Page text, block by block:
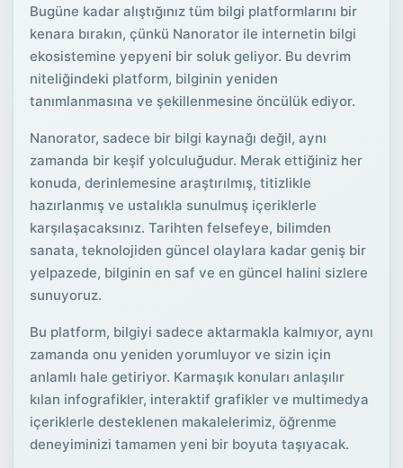
Bugüne kadar alıştığınız tüm bilgi platformlarını bir
kenara bırakın, çünkü Nanorator ile internetin bilgi
ekosistemine yepyeni bir soluk geliyor. Bu devrim
niteliğindeki platform, bilginin yeniden
tanımlanmasına ve şekillenmesine öncülük ediyor.
Nanorator, sadece bir bilgi kaynağı değil, aynı
zamanda bir keşif yolculuğudur. Merak ettiğiniz her
konuda, derinlemesine araştırılmış, titizlikle
hazırlanmış ve ustalıkla sunulmuş içeriklerle
karşılaşacaksınız. Tarihten felsefeye, bilimden
sanata, teknolojiden güncel olaylara kadar geniş bir
yelpazede, bilginin en saf ve en güncel halini sizlere
sunuyoruz.
Bu platform, bilgiyi sadece aktarmakla kalmıyor, aynı
zamanda onu yeniden yorumluyor ve sizin için
anlamlı hale getiriyor. Karmaşık konuları anlaşılır
kılan infografikler, interaktif grafikler ve multimedya
içeriklerle desteklenen makalelerimiz, öğrenme
deneyiminizi tamamen yeni bir boyuta taşıyacak.